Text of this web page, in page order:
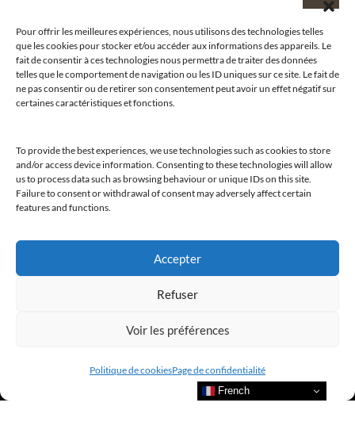
Pour offrir les meilleures expériences, nous utilisons des technologies telles
que les cookies pour stocker et/ou accéder aux informations des appareils. Le
fait de consentir à ces technologies nous permettra de traiter des données
telles que le comportement de navigation ou les ID uniques sur ce site. Le fait de
ne pas consentir ou de retirer son consentement peut avoir un effet négatif sur
certaines caractéristiques et fonctions.
To provide the best experiences, we use technologies such as cookies to store
and/or access device information. Consenting to these technologies will allow
us to process data such as browsing behaviour or unique IDs on this site.
Failure to consent or withdrawal of consent may adversely affect certain
features and functions.
Accepter
Refuser
Voir les préférences
Politique de cookiesPage de confidentialité
@clubamilcar
LUXURY SELECTIONS BY CLUB AMILCAR
French